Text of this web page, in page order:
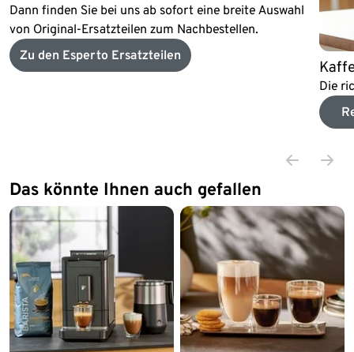
Dann finden Sie bei uns ab sofort eine breite Auswahl
von Original-Ersatzteilen zum Nachbestellen.
Zu den Esperto Ersatzteilen
Die
Das könnte Ihnen auch gefallen